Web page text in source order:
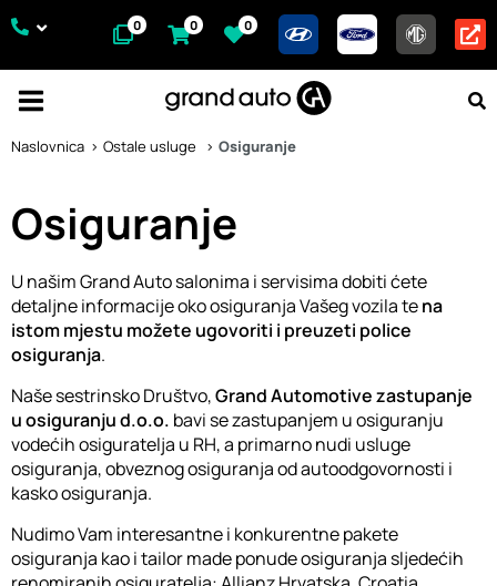
0 0 0
Naslovnica Ostale usluge Osiguranje
Osiguranje
U našim Grand Auto salonima i servisima dobiti ćete
detaljne informacije oko osiguranja Vašeg vozila tena
istom mjestu možete ugovoriti i preuzeti police
osiguranja.
Naše sestrinsko Društvo,Grand Automotive zastupanje
u osiguranju d.o.o. bavi se zastupanjem u osiguranju
vodećih osiguratelja u RH, a primarno nudi usluge
osiguranja, obveznog osiguranja od autoodgovornosti i
kasko osiguranja.
Nudimo Vam interesantne i konkurentne pakete
osiguranja kao i tailor made ponude osiguranja sljedećih